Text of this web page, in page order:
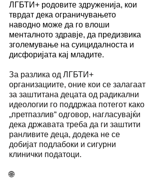
ЛГБТИ+ родовите здруженија, кои
тврдат дека ограничувањето
наводно може да го влоши
менталното здравје, да предизвика
зголемување на суицидалноста и
дисфоријата кај младите.
За разлика од ЛГБТИ+
организациите, оние кои се залагаат
за заштитана децата од радикални
идеологии го поддржаа потегот како
„претпазлив“ одговор, нагласувајќи
дека државата треба да ги заштити
ранливите деца, додека не се
добијат подлабоки и сигурни
клинички податоци.
🌐